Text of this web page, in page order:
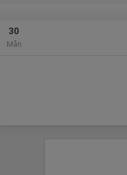
30
Mån